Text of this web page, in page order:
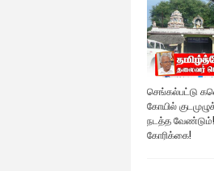
செங்கல்பட்டு
கோயில்
நடத்த
கோரிக்கை!